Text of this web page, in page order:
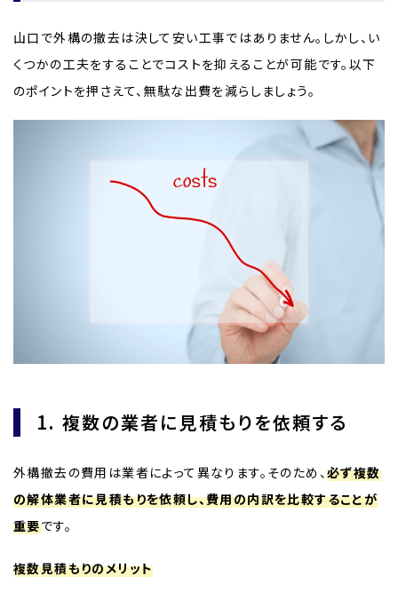
山口で外構の撤去は決して安い工事ではありません。しかし、い
くつかの工夫をすることでコストを抑えることが可能です。以下
のポイントを押さえて、無駄な出費を減らしましょう。
1. 複数の業者に見積もりを依頼する
外構撤去の費用は業者によって異なります。そのため、必ず複数
の解体業者に見積もりを依頼し、費用の内訳を比較することが
重要です。
複数見積もりのメリット